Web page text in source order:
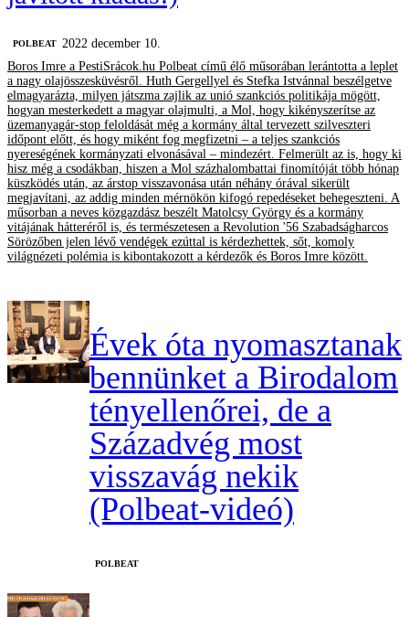
‎POLBEAT
2022 december 10.
Boros Imre a PestiSrácok.hu Polbeat című élő műsorában lerántotta a leplet
a nagy olajösszesküvésről. Huth Gergellyel és Stefka Istvánnal beszélgetve
elmagyarázta, milyen játszma zajlik az unió szankciós politikája mögött,
hogyan mesterkedett a magyar olajmulti, a Mol, hogy kikényszerítse az
üzemanyagár-stop feloldását még a kormány által tervezett szilveszteri
időpont előtt, és hogy miként fog megfizetni – a teljes szankciós
nyereségének kormányzati elvonásával – mindezért. Felmerült az is, hogy ki
hisz még a csodákban, hiszen a Mol százhalombattai finomítóját több hónap
küszködés után, az árstop visszavonása után néhány órával sikerült
megjavítani, az addig minden mérnökön kifogó repedéseket behegeszteni. A
műsorban a neves közgazdász beszélt Matolcsy György és a kormány
vitájának hátteréről is, és természetesen a Revolution '56 Szabadságharcos
Sörözőben jelen lévő vendégek ezúttal is kérdezhettek, sőt, komoly
világnézeti polémia is kibontakozott a kérdezők és Boros Imre között.
Évek óta nyomasztanak
bennünket a Birodalom
tényellenőrei, de a
Századvég most
visszavág nekik
(Polbeat-videó)
‎POLBEAT